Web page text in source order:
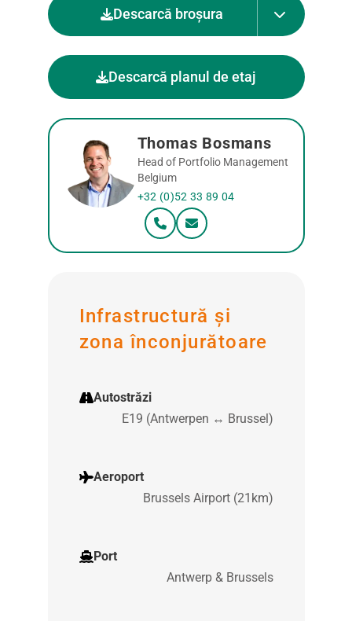
Descarcă broșura
Descarcă planul de etaj
Thomas Bosmans
Head of Portfolio Management
Belgium
+32 (0)52 33 89 04
Infrastructură și
zona înconjurătoare
Autostrăzi
E19 (Antwerpen ↔ Brussel)
Aeroport
Brussels Airport (21km)
Port
Antwerp & Brussels